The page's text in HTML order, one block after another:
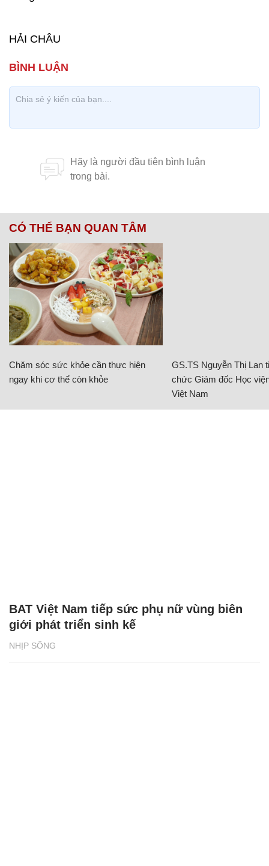
HẢI CHÂU
CÓ THỂ BẠN QUAN TÂM
Chăm sóc sức khỏe cần thực hiện
ngay khi cơ thể còn khỏe
GS.TS Nguyễn Thị Lan
chức Giám đốc Học
Việt Nam
NHỊP SỐNG
BAT Việt Nam tiếp sức phụ nữ vùng biên
giới phát triển sinh kế